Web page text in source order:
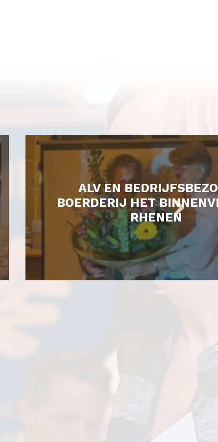
ALV EN
BOERDERIJ HET
RHENEN